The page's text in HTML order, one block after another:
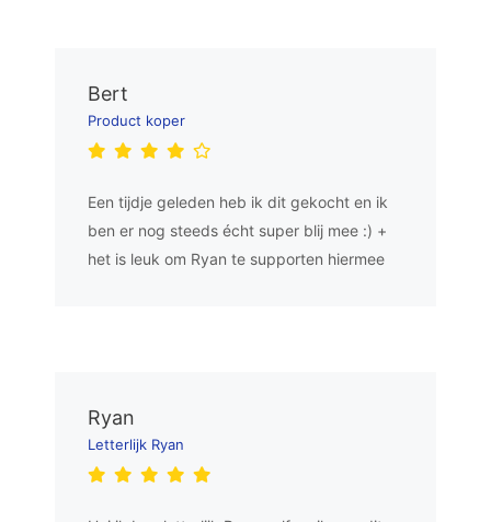
Bert
Product koper
Een tijdje geleden heb ik dit gekocht en ik
ben er nog steeds écht super blij mee :) +
het is leuk om Ryan te supporten hiermee
Ryan
Letterlijk Ryan